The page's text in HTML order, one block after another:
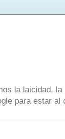
la laicidad,
para estar